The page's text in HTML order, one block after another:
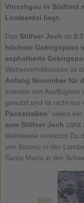
Vinschgau in Südtirol
Lombardei liegt.
Das Stilfser Joch ist
höchste Gebirgspass
asphaltierte
Wetterverhältnissen ist
Anfang November für
zumeist von Ausflüglern
genutzt und ist nicht nur
Passstraßen“ vielen
zum Stilfser Joch zählt
Wahlweise erreichst Du
von Bormio in der
Santa Maria in der